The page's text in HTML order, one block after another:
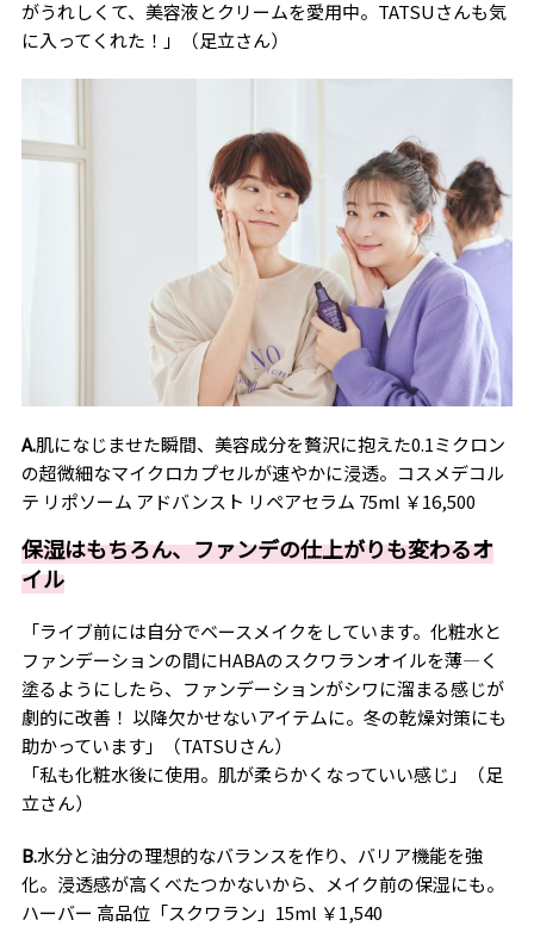
がうれしくて、美容液とクリームを愛用中。TATSUさんも気
に入ってくれた！」（足立さん）
A.肌になじませた瞬間、美容成分を贅沢に抱えた0.1ミクロン
の超微細なマイクロカプセルが速やかに浸透。コスメデコル
テ リポソーム アドバンスト リペアセラム 75ml ￥16,500
保湿はもちろん、ファンデの仕上がりも変わるオ
イル
「ライブ前には自分でベースメイクをしています。化粧水と
ファンデーションの間にHABAのスクワランオイルを薄―く
塗るようにしたら、ファンデーションがシワに溜まる感じが
劇的に改善！ 以降欠かせないアイテムに。冬の乾燥対策にも
助かっています」（TATSUさん）
「私も化粧水後に使用。肌が柔らかくなっていい感じ」（足
立さん）
B.水分と油分の理想的なバランスを作り、バリア機能を強
化。浸透感が高くべたつかないから、メイク前の保湿にも。
ハーバー 高品位「スクワラン」15ml ￥1,540